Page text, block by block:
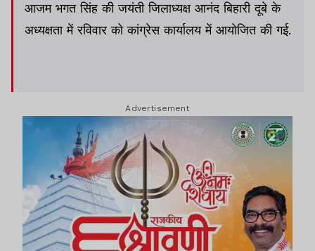
आजम भगत सिंह की जयंती जिलाध्यक्ष आनंद बिहारी दूबे के
अध्यक्षता में रविवार को कांग्रेस कार्यालय में आयोजित की गई.
Advertisement